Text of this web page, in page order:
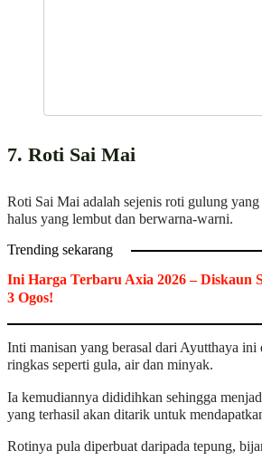
7. Roti Sai Mai
Roti Sai Mai adalah sejenis roti gulung
halus yang lembut dan berwarna-warni.
Trending sekarang
Ini Harga Terbaru Axia 2026 – Diskaun
3 Ogos!
Inti manisan yang berasal dari Ayutthaya ini
ringkas seperti gula, air dan minyak.
Ia kemudiannya dididihkan sehingga
yang terhasil akan ditarik untuk
Rotinya pula diperbuat daripada tepung,